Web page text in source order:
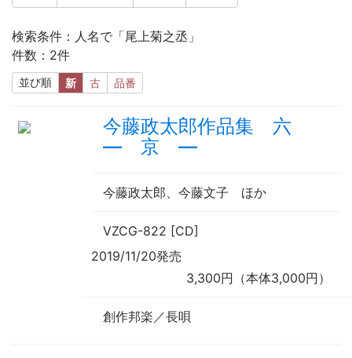
検索条件：人名で「尾上菊之丞」
件数：2件
並び順 新 古 品番
今藤政太郎作品集 六
― 京 ―
今藤政太郎、今藤文子 ほか
VZCG-822 [CD]
2019/11/20発売
3,300円（本体3,000円）
創作邦楽／長唄